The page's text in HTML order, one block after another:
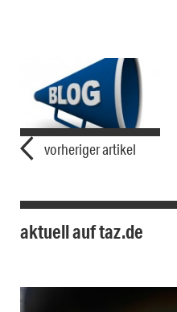
vorheriger artikel
aktuell auf taz.de